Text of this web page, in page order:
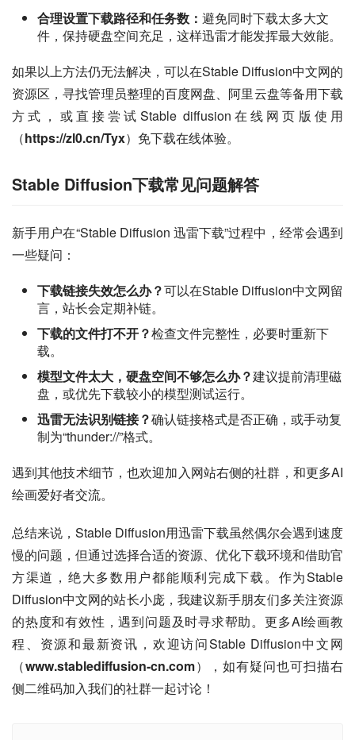
合理设置下载路径和任务数： 避免同时下载太多大文
件，保持硬盘空间充足，这样迅雷才能发挥最大效能。
如果以上方法仍无法解决，可以在Stable Diffusion中文网的
资源区，寻找管理员整理的百度网盘、阿里云盘等备用下载
方式，或直接尝试Stable diffusion在线网页版使用
（https://zl0.cn/Tyx）免下载在线体验。
Stable Diffusion下载常见问题解答
新手用户在“Stable Diffusion 迅雷下载”过程中，经常会遇到
一些疑问：
下载链接失效怎么办？可以在Stable Diffusion中文网留
言，站长会定期补链。
下载的文件打不开？检查文件完整性，必要时重新下
载。
模型文件太大，硬盘空间不够怎么办？建议提前清理磁
盘，或优先下载较小的模型测试运行。
迅雷无法识别链接？确认链接格式是否正确，或手动复
制为“thunder://”格式。
遇到其他技术细节，也欢迎加入网站右侧的社群，和更多AI
绘画爱好者交流。
总结来说，Stable Diffusion用迅雷下载虽然偶尔会遇到速度
慢的问题，但通过选择合适的资源、优化下载环境和借助官
方渠道，绝大多数用户都能顺利完成下载。作为Stable
Diffusion中文网的站长小庞，我建议新手朋友们多关注资源
的热度和有效性，遇到问题及时寻求帮助。更多AI绘画教
程、资源和最新资讯，欢迎访问Stable Diffusion中文网
（www.stablediffusion-cn.com），如有疑问也可扫描右
侧二维码加入我们的社群一起讨论！